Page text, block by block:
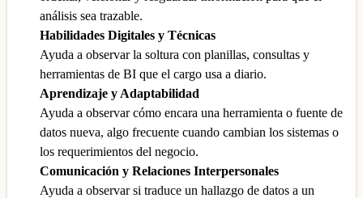
análisis sea trazable.
Habilidades Digitales y Técnicas
Ayuda a observar la soltura con planillas, consultas y
herramientas de BI que el cargo usa a diario.
Aprendizaje y Adaptabilidad
Ayuda a observar cómo encara una herramienta o fuente de
datos nueva, algo frecuente cuando cambian los sistemas o
los requerimientos del negocio.
Comunicación y Relaciones Interpersonales
Ayuda a observar si traduce un hallazgo de datos a un